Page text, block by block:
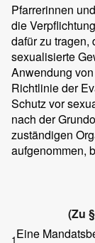
Pfarrerinnen
die
dafür zu tragen,
sexualisierte
Anwendung
Richtlinie der
Schutz vor
nach der
zuständigen
aufgenommen,
(Zu
1Eine